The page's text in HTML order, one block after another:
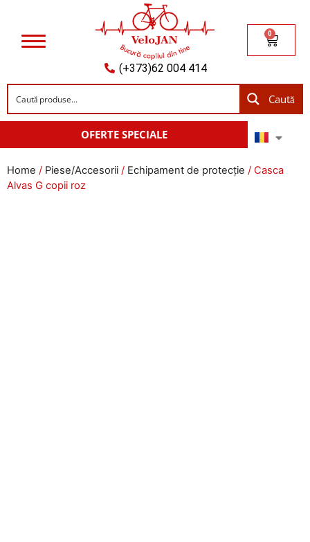
(+373)62 004 414
0
Caută
OFERTE SPECIALE
Home / Piese/Accesorii / Echipament de protecție / Casca
Alvas G copii roz